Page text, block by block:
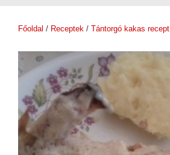
Főoldal / Receptek / Tántorgó kakas recept